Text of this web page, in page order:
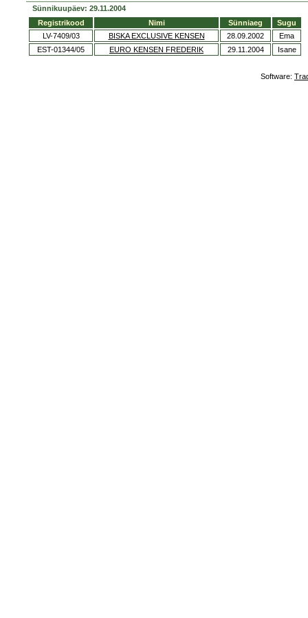
Sünnikuupäev: 29.11.2004
Registrikood
Nimi Sünniaeg
Sugu
LV-7409/03
BISKA EXCLUSIVE KENSEN 28.09.2002
Ema
EST-01344/05
EURO KENSEN FREDERIK 29.11.2004 Isane
Software: